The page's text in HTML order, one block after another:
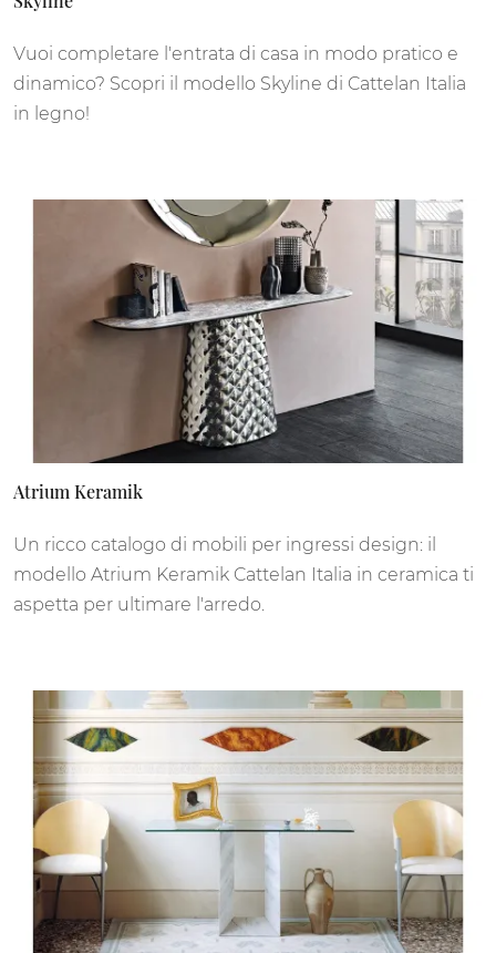
Vuoi completare l'entrata di casa in modo pratico e
dinamico? Scopri il modello Skyline di Cattelan Italia
in legno!
Atrium Keramik
Un ricco catalogo di mobili per ingressi design: il
modello Atrium Keramik Cattelan Italia in ceramica ti
aspetta per ultimare l'arredo.